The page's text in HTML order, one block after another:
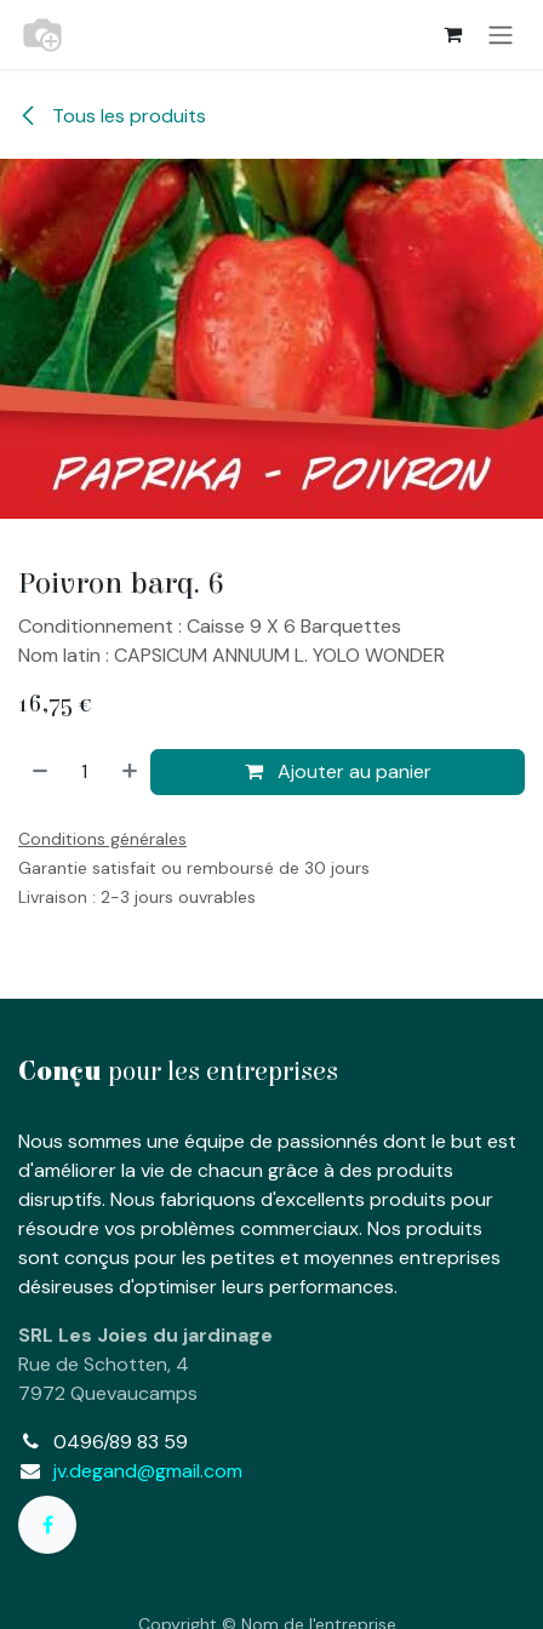
Se rendre au contenu
Tous les produits
Poivron barq. 6
Conditionnement : Caisse 9 X 6 Barquettes
Nom latin : CAPSICUM ANNUUM L. YOLO WONDER
16,75 €
Ajouter au panier
Conditions générales
Garantie satisfait ou remboursé de 30 jours
Livraison : 2-3 jours ouvrables
Conçu pour les entreprises
Nous sommes une équipe de passionnés dont le but est
d'améliorer la vie de chacun grâce à des produits
disruptifs. Nous fabriquons d'excellents produits pour
résoudre vos problèmes commerciaux. Nos produits
sont conçus pour les petites et moyennes entreprises
désireuses d'optimiser leurs performances.
SRL Les Joies du jardinage
Rue de Schotten, 4
7972 Quevaucamps
0496/89 83 59
jv.degand@gmail.com
Copyright © Nom de l'entreprise